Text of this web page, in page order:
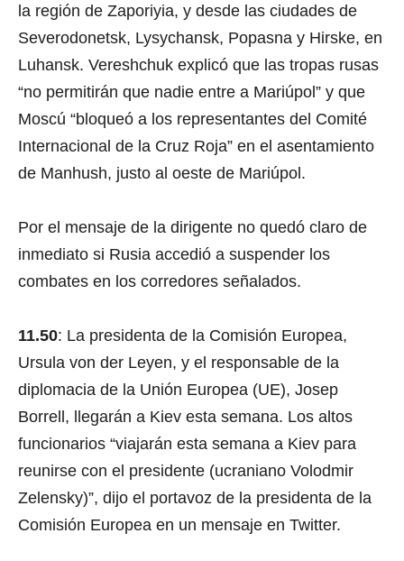
la región de Zaporiyia, y desde las ciudades de
Severodonetsk, Lysychansk, Popasna y Hirske, en
Luhansk. Vereshchuk explicó que las tropas rusas
“no permitirán que nadie entre a Mariúpol” y que
Moscú “bloqueó a los representantes del Comité
Internacional de la Cruz Roja” en el asentamiento
de Manhush, justo al oeste de Mariúpol.
Por el mensaje de la dirigente no quedó claro de
inmediato si Rusia accedió a suspender los
combates en los corredores señalados.
11.50: La presidenta de la Comisión Europea,
Ursula von der Leyen, y el responsable de la
diplomacia de la Unión Europea (UE), Josep
Borrell, llegarán a Kiev esta semana. Los altos
funcionarios “viajarán esta semana a Kiev para
reunirse con el presidente (ucraniano Volodmir
Zelensky)”, dijo el portavoz de la presidenta de la
Comisión Europea en un mensaje en Twitter.